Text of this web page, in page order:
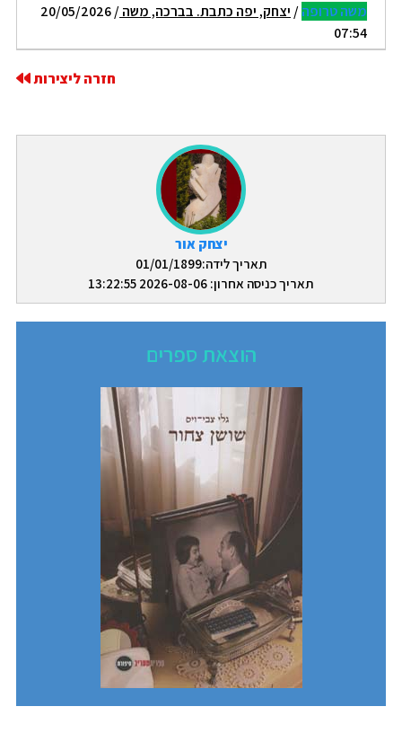
יצחק אור
תאריך לידה:01/01/1899
תאריך כניסה אחרון: 2026-08-06 13:22:55
הוצאת ספרים
משה טרופה/ יצחק, יפה כתבת. בברכה, משה
/ 20/05/2026
07:54
חזרה ליצירות